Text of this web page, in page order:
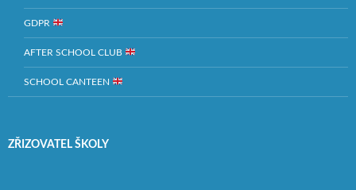
GDPR
AFTER SCHOOL CLUB
SCHOOL CANTEEN
ZŘIZOVATEL ŠKOLY